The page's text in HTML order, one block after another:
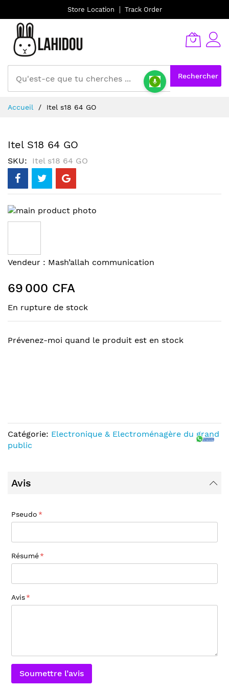
Store Location Track Order
Rechercher
au
Accueil Itel s18 64 GO
Itel S18 64 GO
SKU Itel s18 64 GO
Skip
to
of
the
gallery
Skip
the
beginning
of
gallery
Vendeur : Mash’allah communication
69 000 CFA
En rupture de stock
Prévenez-moi quand le produit est en stock
Catégorie: Electronique & Electroménagère du grand
public
Avis
Pseudo
Résumé
Avis
Soumettre l’avis